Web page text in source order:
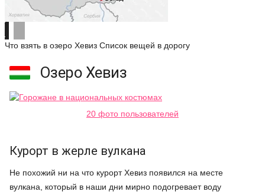
Что взять в озеро Хевиз Список вещей в дорогу
Озеро Хевиз
20 фото пользователей
Курорт в жерле вулкана
Не похожий ни на что курорт Хевиз появился на месте
вулкана, который в наши дни мирно подогревает воду